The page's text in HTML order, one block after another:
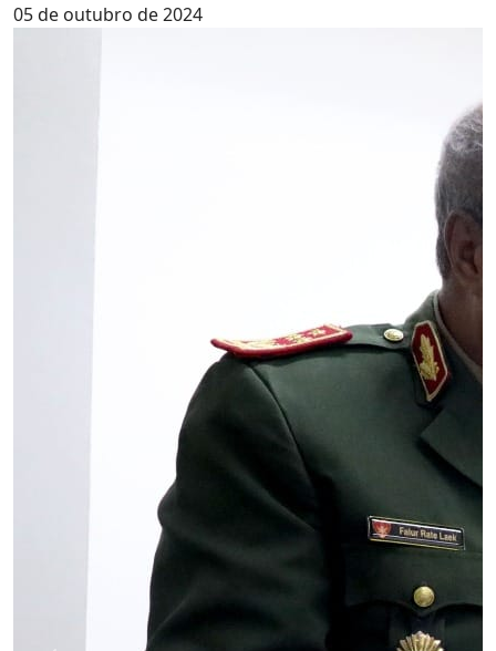
05 de outubro de 2024